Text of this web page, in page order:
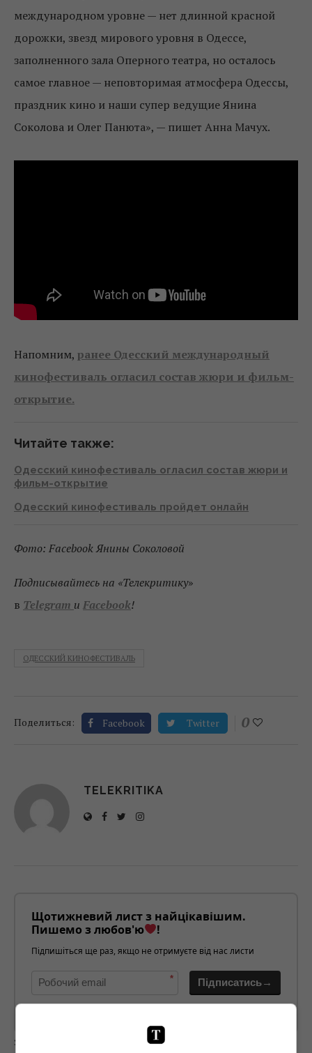
международном уровне — нет длинной красной
дорожки, звезд мирового уровня в Одессе,
заполненного зала Оперного театра, но осталось
самое главное — неповторимая атмосфера Одессы,
праздник кино и наши супер ведущие Янина
Соколова и Олег Панюта», — пишет Анна Мачух.
Напомним, ранее Одесский международный
кинофестиваль огласил состав жюри и фильм-
открытие.
Читайте также:
Одесский кинофестиваль огласил состав жюри и
фильм-открытие
Одесский кинофестиваль пройдет онлайн
Фото: Facebook Янины Соколовой
Подписывайтесь на «Телекритику»
в Telegram и Facebook!
ОДЕССКИЙ КИНОФЕСТИВАЛЬ
Поделиться: Facebook Twitter 0
TELEKRITIKA
Щотижневий лист з найцікавішим.
Пишемо з любов'ю
!
Підпишіться ще раз, якщо не отримуєте від нас листи
* Підписатись→
загрузка...